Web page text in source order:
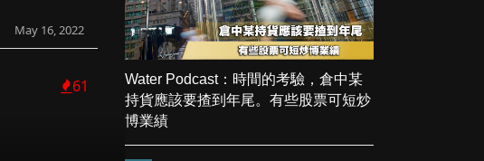
May 16, 2022
61
Water Podcast：時間的考驗，倉中某
持貨應該要揸到年尾。有些股票可短炒
博業績